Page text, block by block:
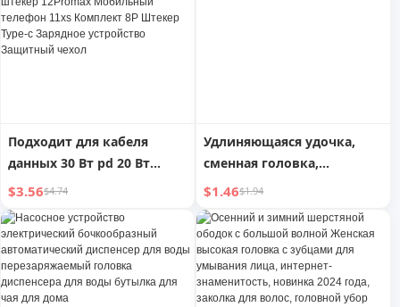
11plus Комплект
Подходит для кабеля
данных 30 Вт pd 20 Вт
зарядная головка быстрой
зарядки Подходит для iPad
Apple 14 iPhone13pro
Зарядный штекер
12Promax Мобильный
телефон 11xs Комплект 8P
$3.56$4.74
Удлиняющаяся удочка,
сменная головка,
дразнилка для кошек
$1.46$1.94